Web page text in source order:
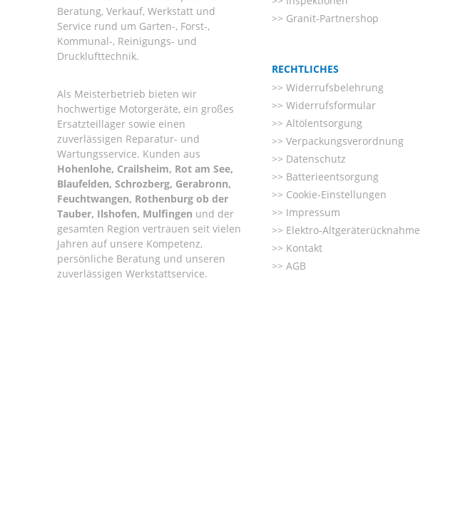
Beratung, Verkauf, Werkstatt und
Service rund um Garten-, Forst-,
Kommunal-, Reinigungs- und
Drucklufttechnik.
Als Meisterbetrieb bieten wir
hochwertige Motorgeräte, ein großes
Ersatzteillager sowie einen
zuverlässigen Reparatur- und
Wartungsservice. Kunden aus
Hohenlohe, Crailsheim, Rot am See,
Blaufelden, Schrozberg, Gerabronn,
Feuchtwangen, Rothenburg ob der
Tauber, Ilshofen, Mulfingen und der
gesamten Region vertrauen seit vielen
Jahren auf unsere Kompetenz,
persönliche Beratung und unseren
zuverlässigen Werkstattservice.
Granit-Partnershop
RECHTLICHES
Widerrufsbelehrung
Widerrufsformular
Altölentsorgung
Verpackungsverordnung
Datenschutz
Batterieentsorgung
Cookie-Einstellungen
Impressum
Elektro-Altgeräterücknahme
Kontakt
AGB